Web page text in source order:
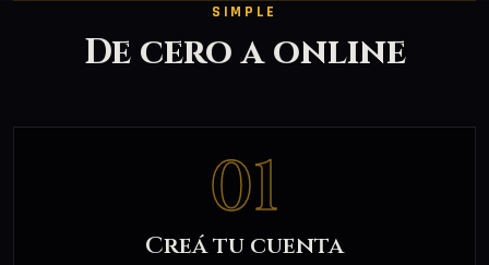
SIMPLE
De cero a online
01
Creá tu cuenta